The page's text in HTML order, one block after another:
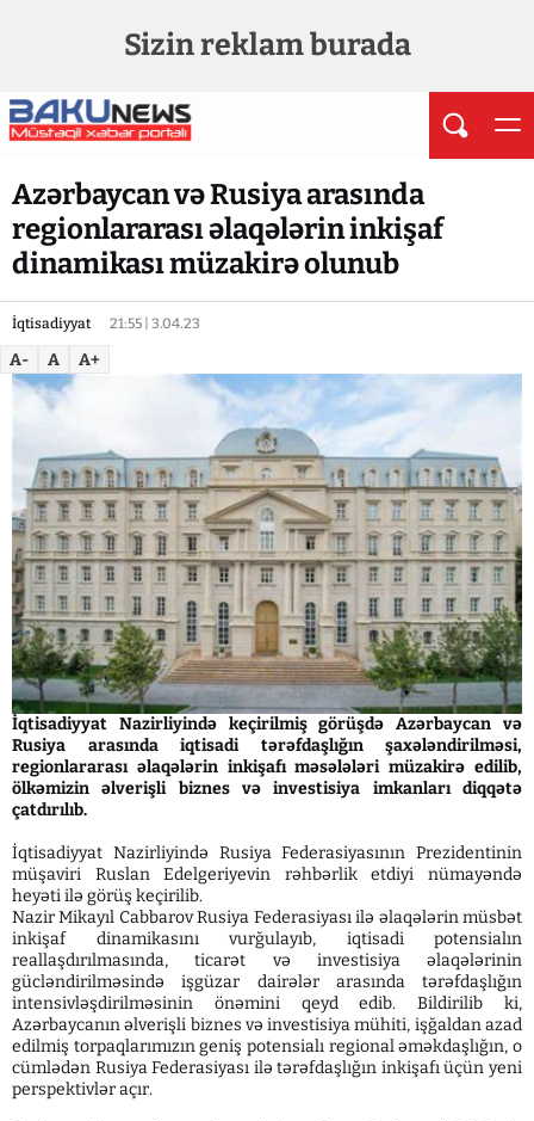
Sizin reklam burada
Azərbaycan və Rusiya arasında
regionlararası əlaqələrin inkişaf
dinamikası müzakirə olunub
İqtisadiyyat 21:55 | 3.04.23
A- A A+
İqtisadiyyat Nazirliyində keçirilmiş görüşdə Azərbaycan və
Rusiya arasında iqtisadi tərəfdaşlığın şaxələndirilməsi,
regionlararası əlaqələrin inkişafı məsələləri müzakirə edilib,
ölkəmizin əlverişli biznes və investisiya imkanları diqqətə
çatdırılıb.
İqtisadiyyat Nazirliyində Rusiya Federasiyasının Prezidentinin
müşaviri Ruslan Edelgeriyevin rəhbərlik etdiyi nümayəndə
heyəti ilə görüş keçirilib.
Nazir Mikayıl Cabbarov Rusiya Federasiyası ilə əlaqələrin müsbət
inkişaf dinamikasını vurğulayıb, iqtisadi potensialın
reallaşdırılmasında, ticarət və investisiya əlaqələrinin
gücləndirilməsində işgüzar dairələr arasında tərəfdaşlığın
intensivləşdirilməsinin önəmini qeyd edib. Bildirilib ki,
Azərbaycanın əlverişli biznes və investisiya mühiti, işğaldan azad
edilmiş torpaqlarımızın geniş potensialı regional əməkdaşlığın, o
cümlədən Rusiya Federasiyası ilə tərəfdaşlığın inkişafı üçün yeni
perspektivlər açır.